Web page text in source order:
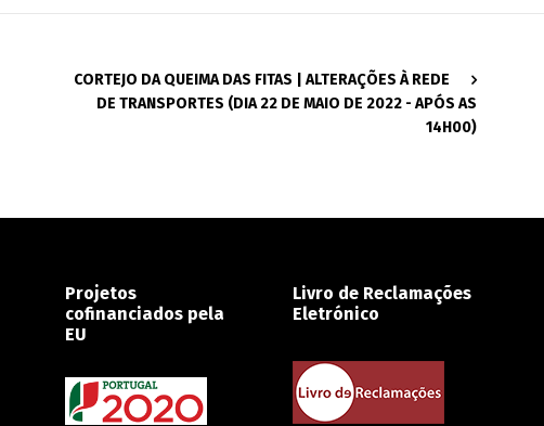
CORTEJO DA QUEIMA DAS FITAS | ALTERAÇÕES À REDE
DE TRANSPORTES (DIA 22 DE MAIO DE 2022 - APÓS AS
14H00)
Projetos
cofinanciados pela
EU
Livro de Reclamações
Eletrónico